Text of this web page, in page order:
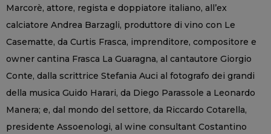
Marcorè, attore, regista e doppiatore italiano, all’ex
calciatore Andrea Barzagli, produttore di vino con Le
Casematte, da Curtis Frasca, imprenditore, compositore e
owner cantina Frasca La Guaragna, al cantautore Giorgio
Conte, dalla scrittrice Stefania Auci al fotografo dei grandi
della musica Guido Harari, da Diego Parassole a Leonardo
Manera; e, dal mondo del settore, da Riccardo Cotarella,
presidente Assoenologi, al wine consultant Costantino